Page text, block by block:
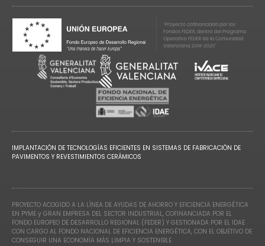
IMPLANTACIÓN DE TECNOLOGÍAS EFICIENTES EN SISTEMAS DE FABRICACIÓN DE
PAVIMENTOS Y REVESTIMIENTOS CERÁMICOS
PROYECTO ACOGIDO A LA LÍNEA DE AYUDAS DE AHORRO Y EFICIENCIA ENERGÉTICA
EN PYME y GRAN EMPRESA DEL SECTOR INDUSTRIAL, COFINANCIADA POR EL
FONDO EUROPEO DE DESARROLLO REGIONAL (FEDER) Y GESTIONADA POR EL IDAE
CON CARGO AL FONDO NACIONAL DE EFICIENCIA ENERGÉTICA, CON EL OBJETIVO DE
CONSEGUIR UNA ECONOMÍA MÁS LIMPIA Y SOSTENIBLE